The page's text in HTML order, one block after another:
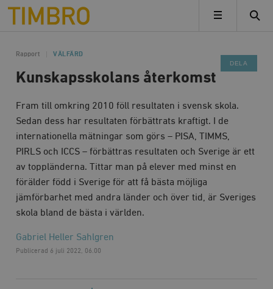
Timbro
MENY
Rapport VÄLFÄRD
Kunskapsskolans återkomst
Fram till omkring 2010 föll resultaten i svensk skola.
Sedan dess har resultaten förbättrats kraftigt. I de
internationella mätningar som görs – PISA, TIMMS,
PIRLS och ICCS – förbättras resultaten och Sverige är ett
av toppländerna. Tittar man på elever med minst en
förälder född i Sverige för att få bästa möjliga
jämförbarhet med andra länder och över tid, är Sveriges
skola bland de bästa i världen.
Gabriel Heller Sahlgren
Publicerad 6 juli 2022, 06.00
DELA